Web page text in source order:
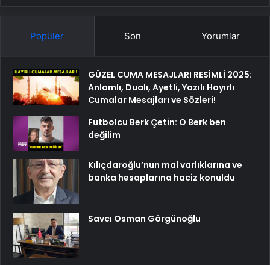
Popüler Son Yorumlar
GÜZEL CUMA MESAJLARI RESİMLİ 2025:
Anlamlı, Dualı, Ayetli, Yazılı Hayırlı
Cumalar Mesajları ve Sözleri!
Futbolcu Berk Çetin: O Berk ben
değilim
Kılıçdaroğlu’nun mal varlıklarına ve
banka hesaplarına haciz konuldu
Savcı Osman Görgünoğlu